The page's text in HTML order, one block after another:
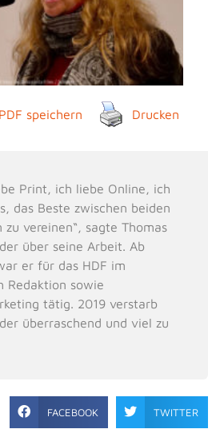
speichern Drucken
Print, ich liebe Online, ich
das Beste zwischen beiden
zu vereinen“, sagte Thomas
über seine Arbeit. Ab
er für das HDF im
Redaktion sowie
tätig. 2019 verstarb
überraschend und viel zu
FACEBOOK TWITTER